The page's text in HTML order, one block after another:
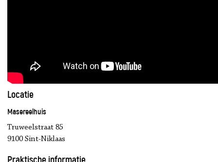
Locatie
Masereelhuis
Truweelstraat 85
9100 Sint-Niklaas